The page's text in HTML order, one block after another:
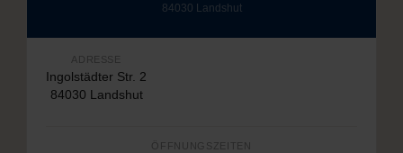
84030 Landshut
ADRESSE
Ingolstädter Str. 2
84030 Landshut
ÖFFNUNGSZEITEN